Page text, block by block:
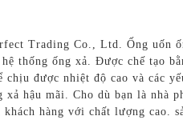
Trading Co., Ltd. Ống uốn
thống ống xả. Được chế tạo
được nhiệt độ cao và các
hậu mãi. Cho dù bạn là nhà
hàng với chất lượng cao.